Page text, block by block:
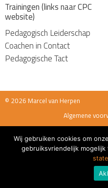
Trainingen (links naar CPC
website)
Pedagogisch Leiderschap
Coachen in Contact
Pedagogische Tact
© 2026 Marcel van Herpen
Algemene
Wij gebruiken cookies om
gebruiksvriendelijk mogelijk